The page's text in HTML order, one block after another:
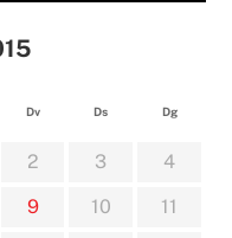
Dv Ds Dg
2 3
4
9 10
11